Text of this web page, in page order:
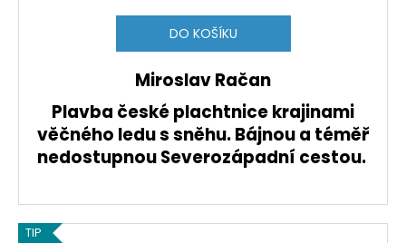
DO KOŠÍKU
Miroslav Račan
Plavba české plachtnice krajinami
věčného ledu s sněhu. Bájnou a téměř
nedostupnou Severozápadní cestou.
TIP